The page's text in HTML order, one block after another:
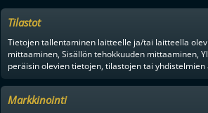
Tilastot
Tietojen tallentaminen laitteelle ja/tai laitteella
mittaaminen, Sisällön tehokkuuden mittaaminen,
peräisin olevien tietojen, tilastojen tai yhdistelmien
Markkinointi
Nemo Sipilä